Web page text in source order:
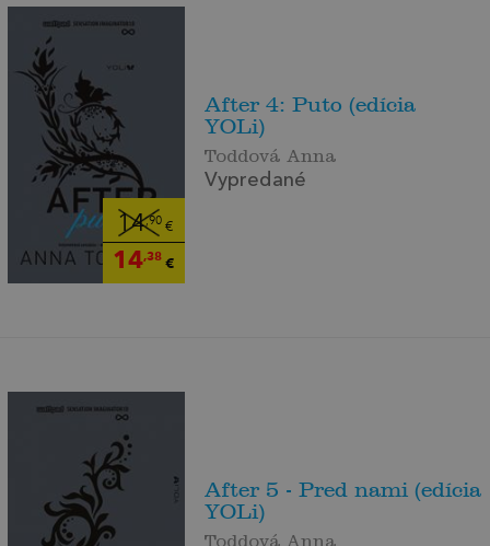
14,90€
14,38€
After 4: Puto (edícia
YOLi)
Toddová Anna
Vypredané
After 5 - Pred nami (edícia
YOLi)
Toddová Anna